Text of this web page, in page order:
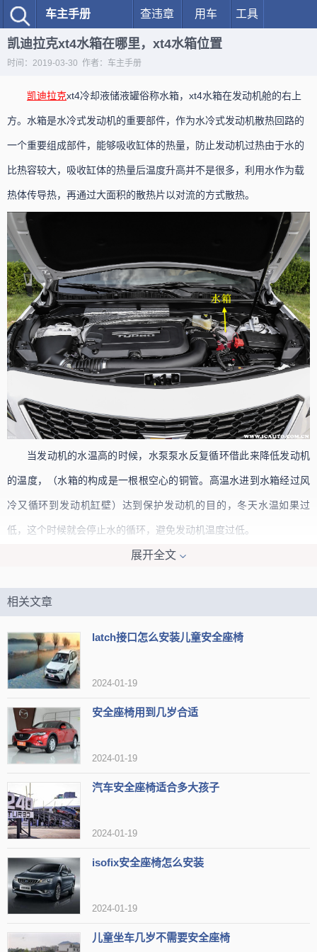
车主手册 查违章 用车 工具
凯迪拉克xt4水箱在哪里，xt4水箱位置
时间：2019-03-30 作者：车主手册
凯迪拉克xt4冷却液储液罐俗称水箱，xt4水箱在发动机舱的右上
方。水箱是水冷式发动机的重要部件，作为水冷式发动机散热回路的
一个重要组成部件，能够吸收缸体的热量，防止发动机过热由于水的
比热容较大，吸收缸体的热量后温度升高并不是很多，利用水作为载
热体传导热，再通过大面积的散热片以对流的方式散热。
当发动机的水温高的时候，水泵泵水反复循环借此来降低发动机
的温度，（水箱的构成是一根根空心的铜管。高温水进到水箱经过风
冷又循环到发动机缸壁）达到保护发动机的目的，冬天水温如果过
低，这个时候就会停止水的循环，避免发动机温度过低。
水箱是水冷式引擎的热交换器，以空气对流冷却之方式，维持引
擎正常工作温度。平时行车应注意仪表板上的引擎冷却水温度表指针
是否正常。其他如引擎冷却风扇故障而造成引擎冷却水温升高或冷却
系统管路泄漏亦可能造成冷却水减少，在添加蒸馏水前请留意冷却水
减少的量及周期是否正常。
展开全文
相关文章
latch接口怎么安装儿童安全座椅
2024-01-19
安全座椅用到几岁合适
2024-01-19
汽车安全座椅适合多大孩子
2024-01-19
isofix安全座椅怎么安装
2024-01-19
儿童坐车几岁不需要安全座椅